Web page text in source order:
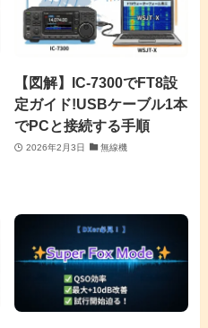
【図解】IC-7300でFT8設
定ガイド!USBケーブル1本
でPCと接続する手順
2026年2月3日 無線機